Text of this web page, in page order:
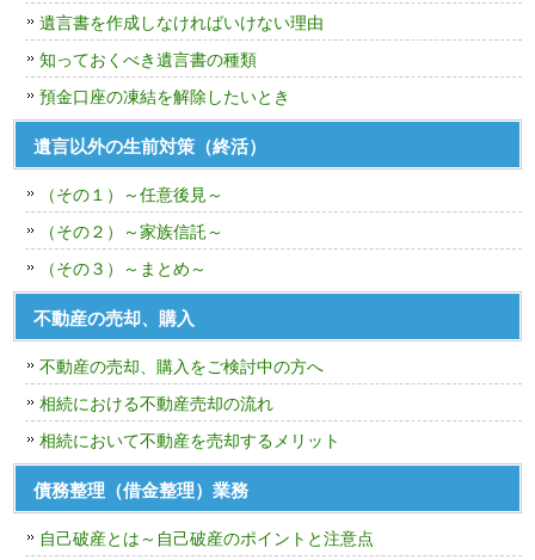
遺言書を作成しなければいけない理由
知っておくべき遺言書の種類
預金口座の凍結を解除したいとき
遺言以外の生前対策（終活）
（その１）～任意後見～
（その２）～家族信託～
（その３）～まとめ～
不動産の売却、購入
不動産の売却、購入をご検討中の方へ
相続における不動産売却の流れ
相続において不動産を売却するメリット
債務整理（借金整理）業務
自己破産とは～自己破産のポイントと注意点